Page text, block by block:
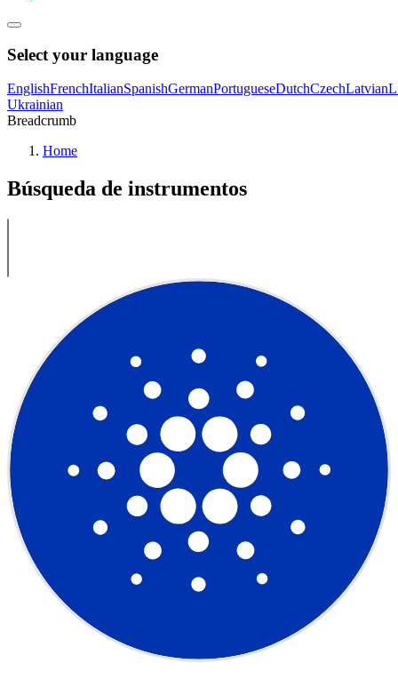
Select your language
EnglishFrenchItalianSpanishGermanPortugueseDutchCzechLatvian
Ukrainian
Breadcrumb
Home
Búsqueda de instrumentos